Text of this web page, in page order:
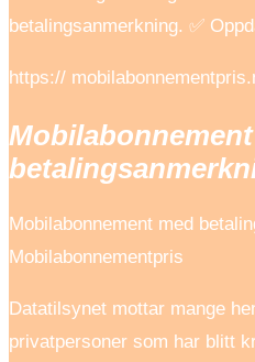
betalingsanmerkning. ✅
https://
Mobilabonnement med
Mobilabonnementpris
Datatilsynet mottar mange
privatpersoner som har blitt